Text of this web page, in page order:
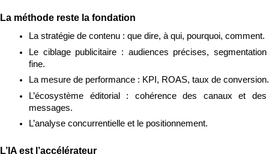
La méthode reste la fondation
La stratégie de contenu : que dire, à qui, pourquoi, comment.
Le ciblage publicitaire : audiences précises, segmentation
fine.
La mesure de performance : KPI, ROAS, taux de conversion.
L’écosystème éditorial : cohérence des canaux et des
messages.
L’analyse concurrentielle et le positionnement.
L’IA est l’accélérateur